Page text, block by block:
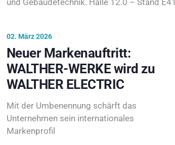
02. März 2026
Neuer Markenauftritt:
WALTHER-WERKE wird zu
WALTHER ELECTRIC
Mit der Umbenennung schärft das
Unternehmen sein internationales
Markenprofil